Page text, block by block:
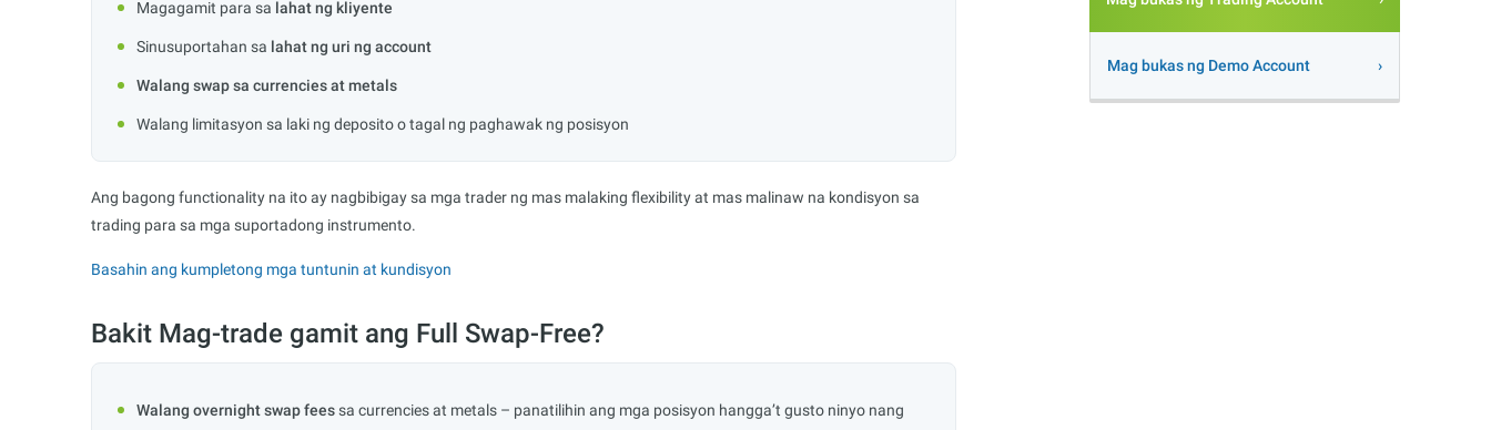
Magagamit para sa lahat ng kliyente
Sinusuportahan sa lahat ng uri ng account
Walang swap sa currencies at metals
Walang limitasyon sa laki ng deposito o tagal ng paghawak ng posisyon
Ang bagong functionality na ito ay nagbibigay sa mga trader ng mas malaking flexibility at mas malinaw na kondisyon sa
trading para sa mga suportadong instrumento.
Basahin ang kumpletong mga tuntunin at kundisyon
Bakit Mag-trade gamit ang Full Swap-Free?
Walang overnight swap feessa currencies at metals – panatilihin ang mga posisyon hangga’t gusto ninyo nang
Mag bukas ng Demo Account